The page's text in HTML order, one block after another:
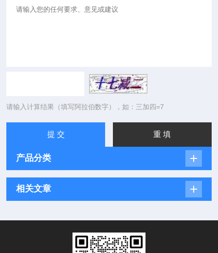
请输入计算结果（填写阿拉伯数字），如：三加四=7
产品分类
相关文章